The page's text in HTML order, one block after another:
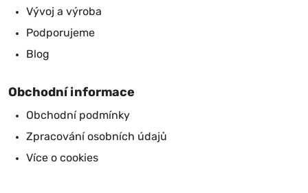
Vývoj a výroba
Podporujeme
Blog
Obchodní informace
Obchodní podmínky
Zpracování osobních údajů
Více o cookies